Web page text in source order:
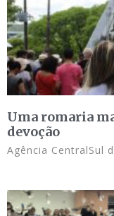
Uma romaria
devoção
Agência CentralSul